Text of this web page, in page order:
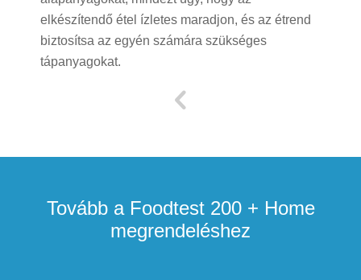
elkészítendő étel ízletes maradjon, és az étrend
biztosítsa az egyén számára szükséges
tápanyagokat.
Tovább a Foodtest 200 + Home
megrendeléshez